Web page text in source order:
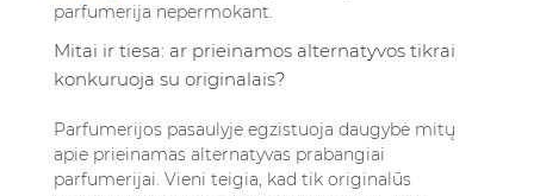
parfumerija nepermokant.
Mitai ir tiesa: ar prieinamos alternatyvos tikrai
konkuruoja su originalais?
Parfumerijos pasaulyje egzistuoja daugybė mitų
apie prieinamas alternatyvas prabangiai
parfumerijai. Vieni teigia, kad tik originalūs